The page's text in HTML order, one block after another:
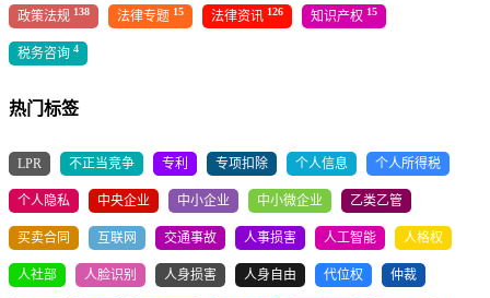
政策法规 138 法律专题 15 法律资讯 126 知识产权 15
税务咨询 4
热门标签
LPR 不正当竞争 专利 专项扣除 个人信息 个人所得税
个人隐私 中央企业 中小企业 中小微企业 乙类乙管
买卖合同 互联网 交通事故 人事损害 人工智能 人格权
人社部 人脸识别 人身损害 人身自由 代位权 仲裁